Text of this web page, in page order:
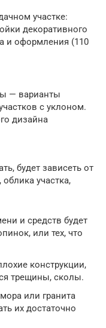
участке:
декоративного
и оформления (110
— варианты
с уклоном.
дизайна
будет зависеть от
участка,
и средств будет
или тех, что
конструкции,
трещины, сколы.
или гранита
их достаточно